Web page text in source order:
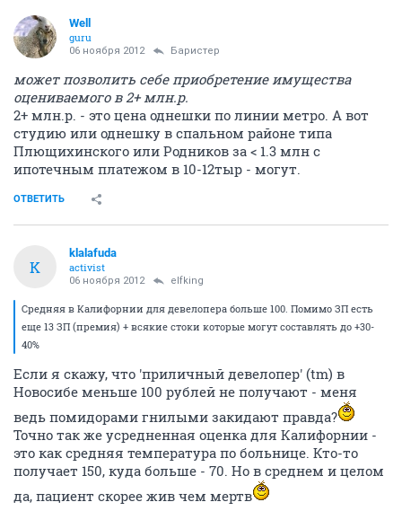
Well
guru
06 ноября 2012 Баристер
может позволить себе приобретение имущества
оцениваемого в 2+ млн.р.
2+ млн.р. - это цена однешки по линии метро. А вот
студию или однешку в спальном районе типа
Плющихинского или Родников за < 1.3 млн с
ипотечным платежом в 10-12тыр - могут.
ОТВЕТИТЬ
K
klalafuda
activist
06 ноября 2012 elfking
Средняя в Калифорнии для девелопера больше 100. Помимо ЗП есть
еще 13 ЗП (премия) + всякие стоки которые могут составлять до +30-
40%
Если я скажу, что 'приличный девелопер' (tm) в
Новосибе меньше 100 рублей не получают - меня
ведь помидорами гнилыми закидают правда?
Точно так же усредненная оценка для Калифорнии -
это как средняя температура по больнице. Кто-то
получает 150, куда больше - 70. Но в среднем и целом
да, пациент скорее жив чем мертв